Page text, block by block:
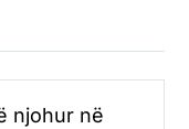
njohur në